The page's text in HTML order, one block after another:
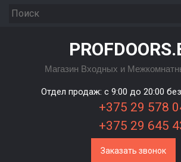
Магазин Входных и
Отдел продаж: c 9:00 до 20:00
+375 29 578
+375 29 645
Заказать звонок